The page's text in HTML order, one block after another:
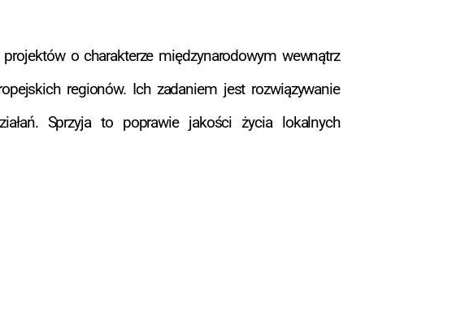
o charakterze międzynarodowym wewnątrz
regionów. Ich zadaniem jest rozwiązywanie
Sprzyja to poprawie jakości życia lokalnych